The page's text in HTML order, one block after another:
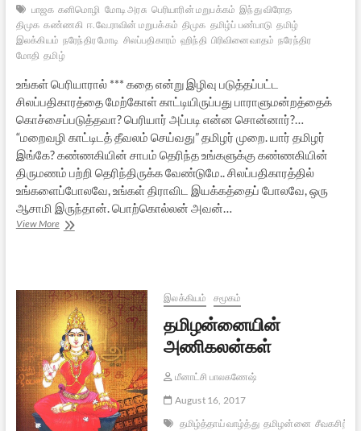
பாஜக கனிமொழி மோடி அரசு பெரியாரின் மறுபக்கம் இந்து விரோத
திமுக கண்ணகி ஈ.வே.ராவின் மறுபக்கம் திமுக தமிழ்ப் பண்பாடு தமிழ்
இலக்கியம் நரேந்திர மோடி சிலப்பதிகாரம் ஹிந்தி பிரிவினைவாதம் நரேந்திர
மோதி தமிழ்
உங்கள் பெரியாரால் *** கதை என்று இழிவு படுத்தப்பட்ட
சிலப்பதிகாரத்தை மேற்கோள் காட்டியிருப்பது பாராளுமன்றத்தைக்
கொச்சைப்படுத்தவா? பெரியார் அப்படி என்ன சொன்னார்?…
“மறைவழி காட்டிடத் தீவலம் செய்வது” தமிழர் முறை. யார் தமிழர்
இங்கே? கண்ணகியின் சாபம் தெரிந்த உங்களுக்கு கண்ணகியின்
திருமணம் பற்றி தெரிந்திருக்க வேண்டுமே.. சிலப்பதிகாரத்தில்
உங்களைப்போலவே, உங்கள் திராவிட இயக்கத்தைப் போலவே, ஒரு
ஆசாமி இருந்தான். பொற்கொல்லன் அவன்…
View Moreகனிமொழி
கேள்விகள்
இலக்கியம் சமூகம்
தமிழன்னையின்
அணிகலன்கள்
மீனாட்சி பாலகணேஷ்
August 16, 2017
தமிழ்த்தாய் வாழ்த்து தமிழன்னை